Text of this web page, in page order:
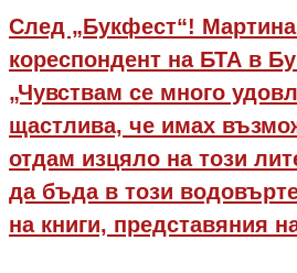
След „Букфест“!
кореспондент на БТА в
„Чувствам се много
щастлива, че имах
отдам изцяло на този
да бъда в този
на книги, представяния